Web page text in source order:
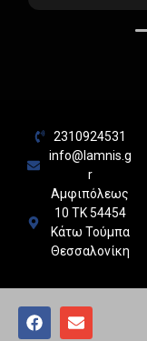
2310924531
info@lamnis.g
r
Αμφιπόλεως
10 ΤΚ 54454
Κάτω Τούμπα
Θεσσαλονίκη